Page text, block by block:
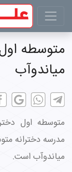
متوسطه اول
میاندوآب
متوسطه اول
مدرسه دخترانه
میاندوآب است.